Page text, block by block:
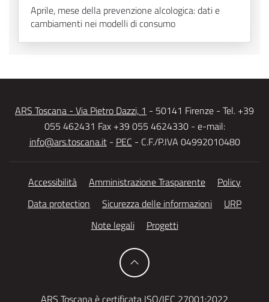
Aprile, mese della prevenzione alcologica: dati e
cambiamenti nei modelli di consumo
ARS Toscana - Via Pietro Dazzi, 1 - 50141 Firenze - Tel. +39
055 462431 Fax +39 055 4624330 - e-mail:
info@ars.toscana.it- PEC - C.F./P.IVA 04992010480
Accessibilità Amministrazione Trasparente
Policy
Data protection
Sicurezza delle informazioni
URP
Note legali
Progetti
ARS Toscana è certificata ISO/IEC 27001:2022